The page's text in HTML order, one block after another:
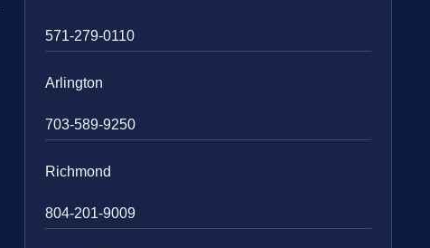
571-279-0110
Arlington
703-589-9250
Richmond
804-201-9009